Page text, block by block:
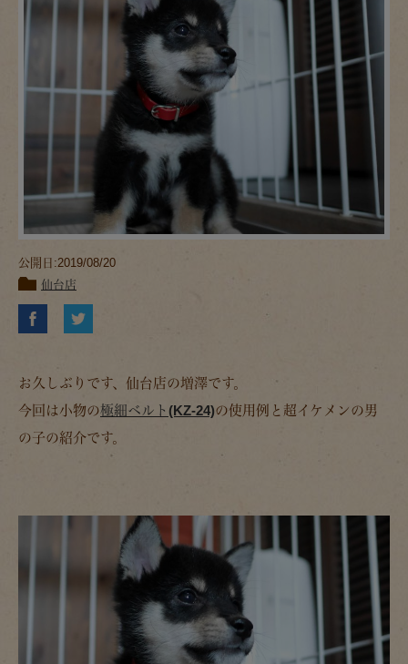
公開日:2019/08/20
仙台店
お久しぶりです、仙台店の増澤です。
今回は小物の極細ベルト(KZ-24)の使用例と超イケメンの男
の子の紹介です。